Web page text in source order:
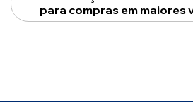
para compras em maiores